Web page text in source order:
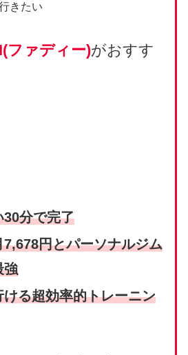
きたい
ファディー)がおすす
30分で完了
円とパーソナルジム
強
る超効率的トレーニン